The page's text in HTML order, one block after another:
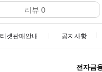
리뷰 0
티켓판매안내 공지사항
전자금